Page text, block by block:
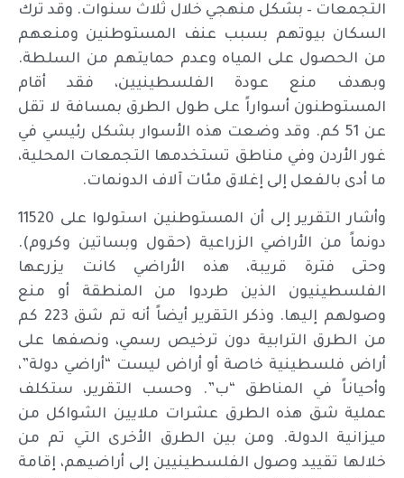
التجمعات – بشكل منهجي خلال ثلاث سنوات. وقد ترك
السكان بيوتهم بسبب عنف المستوطنين ومنعهم
من الحصول على المياه وعدم حمايتهم من السلطة.
وبهدف منع عودة الفلسطينيين، فقد أقام
المستوطنون أسواراً على طول الطرق بمسافة لا تقل
عن 51 كم. وقد وضعت هذه الأسوار بشكل رئيسي في
غور الأردن وفي مناطق تستخدمها التجمعات المحلية،
ما أدى بالفعل إلى إغلاق مئات آلاف الدونمات.
وأشار التقرير إلى أن المستوطنين استولوا على 11520
دونماً من الأراضي الزراعية (حقول وبساتين وكروم).
وحتى فترة قريبة، هذه الأراضي كانت يزرعها
الفلسطينيون الذين طردوا من المنطقة أو منع
وصولهم إليها. وذكر التقرير أيضاً أنه تم شق 223 كم
من الطرق الترابية دون ترخيص رسمي، ونصفها على
أراض فلسطينية خاصة أو أراض ليست “أراضي دولة”،
وأحياناً في المناطق “ب”. وحسب التقرير، ستكلف
عملية شق هذه الطرق عشرات ملايين الشواكل من
ميزانية الدولة. ومن بين الطرق الأخرى التي تم من
خلالها تقييد وصول الفلسطينيين إلى أراضيهم، إقامة